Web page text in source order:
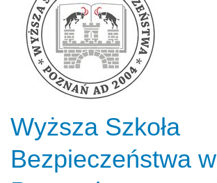
Wyższa Szkoła
Bezpieczeństwa w